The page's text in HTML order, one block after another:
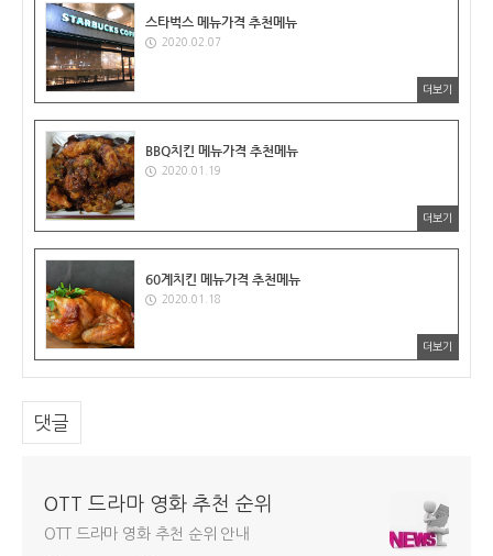
스타벅스 메뉴가격 추천메뉴
2020.02.07
더보기
BBQ치킨 메뉴가격 추천메뉴
2020.01.19
더보기
60계치킨 메뉴가격 추천메뉴
2020.01.18
더보기
댓글
OTT 드라마 영화 추천 순위
OTT 드라마 영화 추천 순위 안내